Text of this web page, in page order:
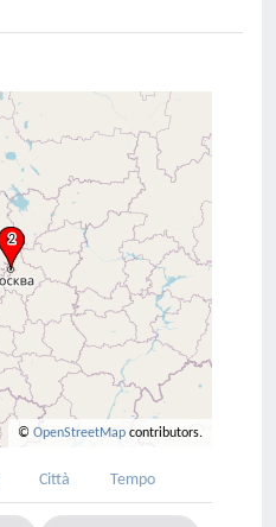
© OpenStreetMap contributors.
Città Tempo